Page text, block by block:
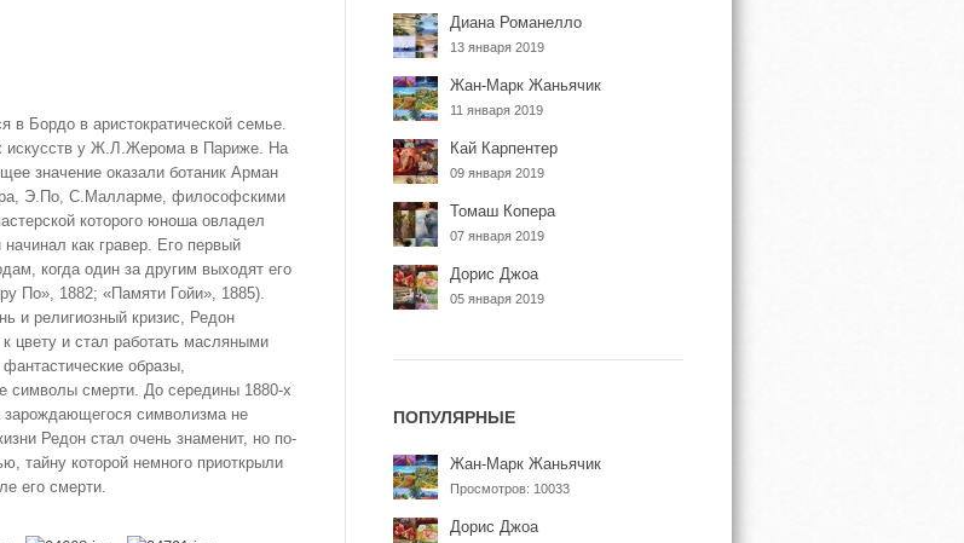
в Бордо в аристократической семье.
искусств у Ж.Л.Жерома в Париже. На
значение оказали ботаник Арман
Э.По, С.Малларме, философскими
которого юноша овладел
как гравер. Его первый
когда один за другим выходят его
По», 1882; «Памяти Гойи», 1885).
и религиозный кризис, Редон
цвету и стал работать масляными
образы,
символы смерти. До середины 1880-х
зарождающегося символизма не
Редон стал очень знаменит, но по-
тайну которой немного приоткрыли
его смерти.
Диана Романелло
13 января 2019
Жан-Марк Жаньячик
11 января 2019
Кай Карпентер
09 января 2019
Томаш Копера
07 января 2019
Дорис Джоа
05 января 2019
ПОПУЛЯРНЫЕ
Жан-Марк Жаньячик
Просмотров: 10033
Дорис Джоа